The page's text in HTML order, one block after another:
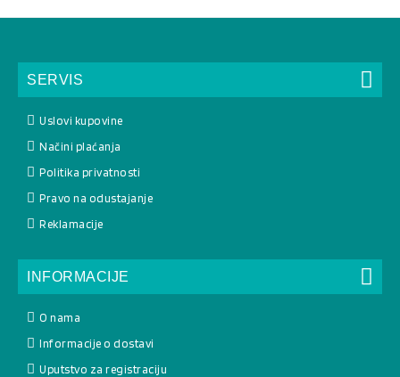
SERVIS
Uslovi kupovine
Načini plaćanja
Politika privatnosti
Pravo na odustajanje
Reklamacije
INFORMACIJE
O nama
Informacije o dostavi
Uputstvo za registraciju